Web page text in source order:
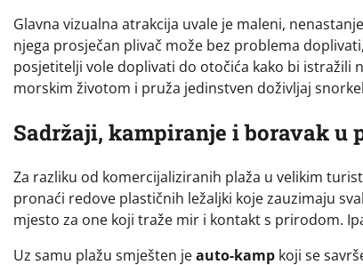
Glavna vizualna atrakcija uvale je maleni,
njega prosječan plivač može bez problema
posjetitelji vole doplivati do otočića kako bi istražili
morskim životom i pruža jedinstven doživljaj
Sadržaji, kampiranje i boravak u
Za razliku od komercijaliziranih plaža u velikim
pronaći redove plastičnih ležaljki koje zauzimaju
mjesto za one koji traže mir i kontakt s prirodom.
Uz samu plažu smješten jeauto-kamp koji se